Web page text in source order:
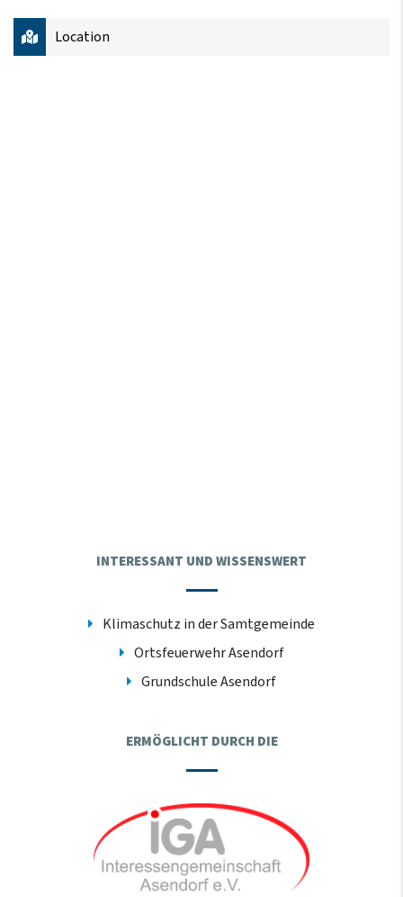
Location
INTERESSANT UND WISSENSWERT
Klimaschutz in der Samtgemeinde
Ortsfeuerwehr Asendorf
Grundschule Asendorf
ERMÖGLICHT DURCH DIE